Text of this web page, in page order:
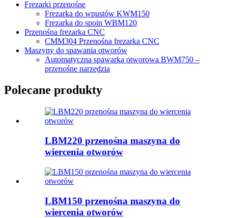
Frezarki przenośne
Frezarka do wpustów KWM150
Frezarka do spoin WBM120
Przenośna frezarka CNC
CMM304 Przenośna frezarka CNC
Maszyny do spawania otworów
Automatyczna spawarka otworowa BWM750 –
przenośne narzędzia
Polecane produkty
LBM220 przenośna maszyna do
wiercenia otworów
LBM150 przenośna maszyna do
wiercenia otworów